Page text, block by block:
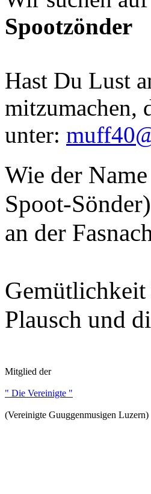
Spootzönder
Hast Du Lust
mitzumachen,
unter:
Wie der
Spoot-
an der
Gemütlichkeit
Plausch und
Mitglied der
" Die Vereinigte "
(Vereinigte Guuggenmusigen Luzern)